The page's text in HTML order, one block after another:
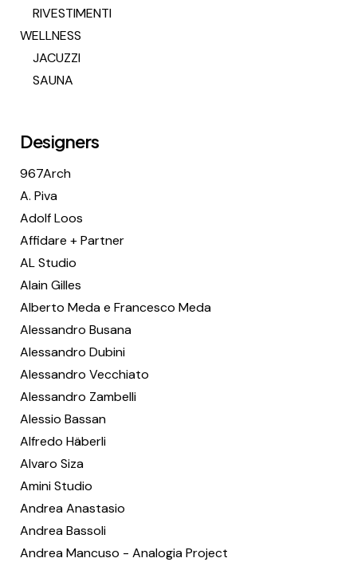
RIVESTIMENTI
WELLNESS
JACUZZI
SAUNA
Designers
967Arch
A. Piva
Adolf Loos
Affidare + Partner
AL Studio
Alain Gilles
Alberto Meda e Francesco Meda
Alessandro Busana
Alessandro Dubini
Alessandro Vecchiato
Alessandro Zambelli
Alessio Bassan
Alfredo Häberli
Alvaro Siza
Amini Studio
Andrea Anastasio
Andrea Bassoli
Andrea Mancuso - Analogia Project